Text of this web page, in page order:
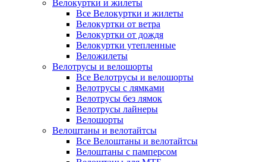
Велокуртки и жилеты
Все Велокуртки и жилеты
Велокуртки от ветра
Велокуртки от дождя
Велокуртки утепленные
Веложилеты
Велотрусы и велошорты
Все Велотрусы и велошорты
Велотрусы с лямками
Велотрусы без лямок
Велотрусы лайнеры
Велошорты
Велоштаны и велотайтсы
Все Велоштаны и велотайтсы
Велоштаны с памперсом